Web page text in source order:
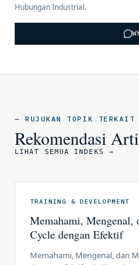
Hubungan Industrial.
— RUJUKAN TOPIK TERKAIT
Rekomendasi
LIHAT SEMUA INDEKS →
TRAINING & DEVELOPMENT
Memahami, Mengenal,
Cycle dengan Efektif
Memahami, Mengenal, dan